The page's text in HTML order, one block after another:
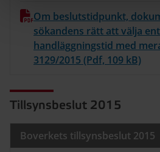
Om beslutstidpunkt,
sökandens rätt att välja
handläggningstid med
3129/2015 (Pdf, 109 kB)
Tillsynsbeslut 2015
Boverkets tillsynsbeslut 2015